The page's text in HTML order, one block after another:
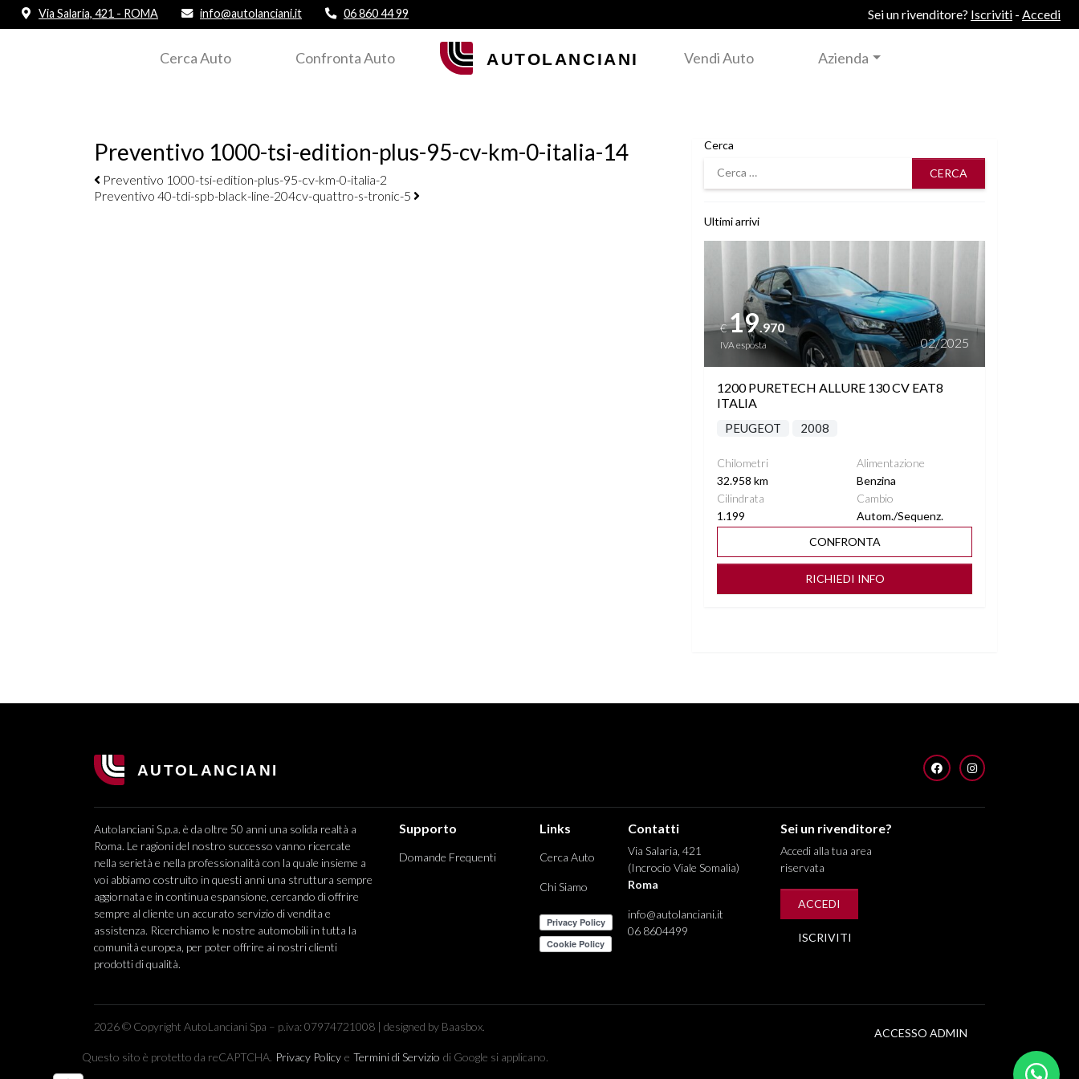
Via Salaria, 421 - ROMA info@autolanciani.it 06 860 44 99 Sei un rivenditore? Iscriviti - Accedi
Cerca Auto Confronta Auto Vendi Auto Azienda
Preventivo 1000-tsi-edition-plus-95-cv-km-0-italia-14
Navigazione elementi
Preventivo 1000-tsi-edition-plus-95-cv-km-0-italia-2
Preventivo 40-tdi-spb-black-line-204cv-quattro-s-tronic-5
Cerca
Cerca
Ultimi arrivi
€19.970
IVA esposta 02/2025
1200 PURETECH ALLURE 130 CV EAT8
ITALIA
PEUGEOT 2008
Chilometri
32.958 km
Alimentazione
Benzina
Cilindrata
1.199
Cambio
Autom./Sequenz.
CONFRONTA
RICHIEDI INFO
FACEBOOKINSTAGRAM
Autolanciani S.p.a. è da oltre 50 anni una solida realtà a
Roma. Le ragioni del nostro successo vanno ricercate
nella serietà e nella professionalità con la quale insieme a
voi abbiamo costruito in questi anni una struttura sempre
aggiornata e in continua espansione, cercando di offrire
sempre al cliente un accurato servizio di vendita e
assistenza. Ricerchiamo le nostre automobili in tutta la
comunità europea, per poter offrire ai nostri clienti
prodotti di qualità.
Supporto
Domande Frequenti
Links
Cerca Auto
Chi Siamo
Contatti
Via Salaria, 421
(Incrocio Viale Somalia)
Roma
info@autolanciani.it
06 8604499
Sei un rivenditore?
Accedi alla tua area
riservata
ACCEDI
ISCRIVITI
2026 © Copyright AutoLanciani Spa – p.iva: 07974721008 | designed by Baasbox.
ACCESSO ADMIN
Questo sito è protetto da reCAPTCHA. Privacy Policy e Termini di Servizio di Google si applicano.